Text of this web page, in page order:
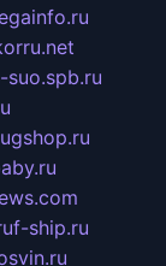
suo.spb.ru
f-ship.ru